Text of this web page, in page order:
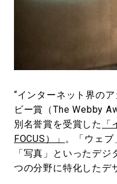
“インターネット界の
ビー賞（The Webby
別名誉賞を受賞した
FOCUS）」 。「ウェブ
「写真」といったデ
つの分野に特化したデ